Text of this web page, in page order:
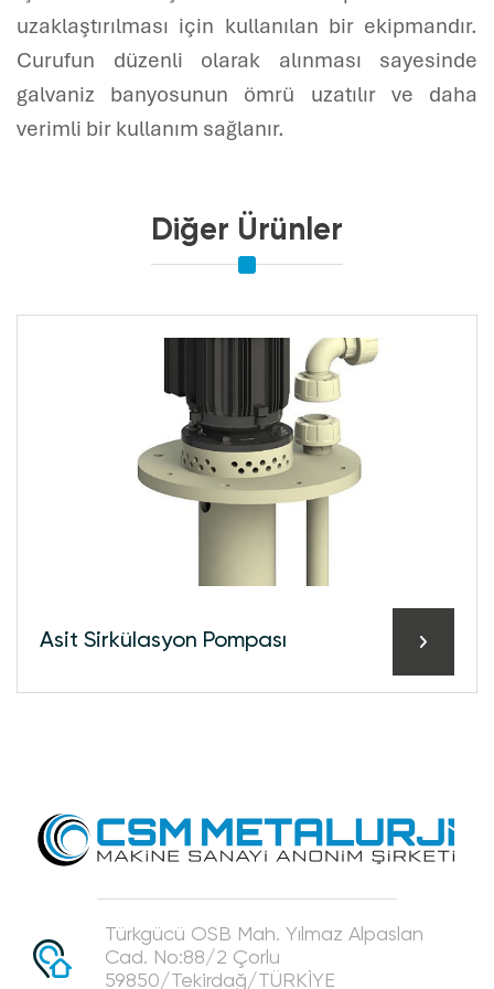
uzaklaştırılması için kullanılan bir ekipmandır.
Curufun düzenli olarak alınması sayesinde
galvaniz banyosunun ömrü uzatılır ve daha
verimli bir kullanım sağlanır.
Diğer Ürünler
Asi̇t Si̇rkülasyon Pompası
Türkgücü OSB Mah. Yılmaz Alpaslan
Cad. No:88/2 Çorlu
59850/Tekirdağ/TÜRKİYE